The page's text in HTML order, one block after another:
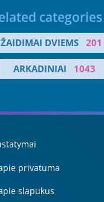
categories
ŽAIDIMAI DVIEMS 201
ARKADINIAI 1043
privatuma
slapukus